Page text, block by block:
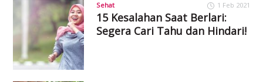
Sehat 1 Feb 2021
15 Kesalahan Saat Berlari:
Segera Cari Tahu dan Hindari!